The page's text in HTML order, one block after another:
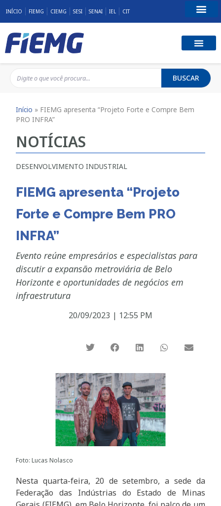
INÍCIO FIEMG CIEMG SESI SENAI IEL CIT
BUSCAR
Início » FIEMG apresenta “Projeto Forte e Compre Bem
PRO INFRA”
NOTÍCIAS
DESENVOLVIMENTO INDUSTRIAL
FIEMG apresenta “Projeto
Forte e Compre Bem PRO
INFRA”
Evento reúne empresários e especialistas para
discutir a expansão metroviária de Belo
Horizonte e oportunidades de negócios em
infraestrutura
20/09/2023 | 12:55 PM
Foto: Lucas Nolasco
Nesta quarta-feira, 20 de setembro, a sede da
Federação das Indústrias do Estado de Minas